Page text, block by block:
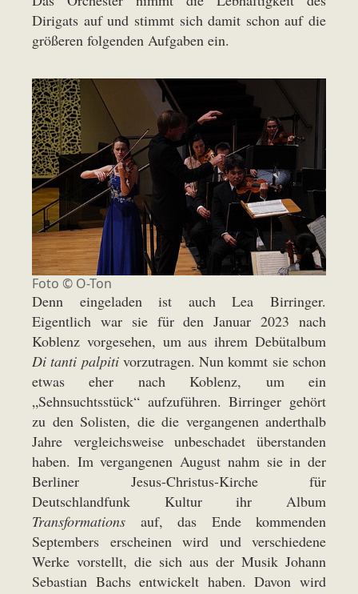
Dirigats auf und stimmt sich damit schon auf die
größeren folgenden Aufgaben ein.
Foto © O-Ton
Denn eingeladen ist auch Lea Birringer.
Eigentlich war sie für den Januar 2023 nach
Koblenz vorgesehen, um aus ihrem Debütalbum
Di tanti palpitivorzutragen. Nun kommt sie schon
etwas eher nach Koblenz, um ein
„Sehnsuchtsstück“ aufzuführen. Birringer gehört
zu den Solisten, die die vergangenen anderthalb
Jahre vergleichsweise unbeschadet überstanden
haben. Im vergangenen August nahm sie in der
Berliner Jesus-Christus-Kirche für
Deutschlandfunk Kultur ihr Album
Transformations auf, das Ende kommenden
Septembers erscheinen wird und verschiedene
Werke vorstellt, die sich aus der Musik Johann
Sebastian Bachs entwickelt haben. Davon wird